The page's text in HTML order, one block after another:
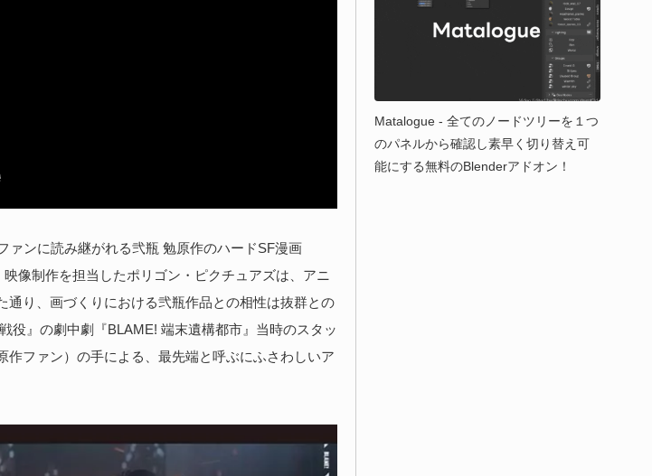
ァンに読み継がれる弐瓶 勉原作のハードSF漫画
映像制作を担当したポリゴン・ピクチュアズは、アニ
通り、画づくりにおける弐瓶作品との相性は抜群との
役』の劇中劇『BLAME! 端末遺構都市』当時のスタッ
作ファン）の手による、最先端と呼ぶにふさわしいア
Matalogue - 全てのノードツリーを１つ
のパネルから確認し素早く切り替え可
能にする無料のBlenderアドオン！